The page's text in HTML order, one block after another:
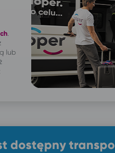
lub
dostępny